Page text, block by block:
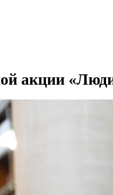
акции